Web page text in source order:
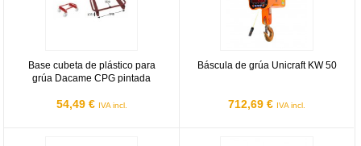
Base cubeta de plástico para
grúa Dacame CPG pintada
54,49 € IVA incl.
Báscula de grúa Unicraft KW 50
712,69 € IVA incl.